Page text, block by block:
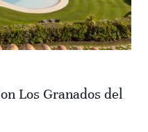
Los Granados del